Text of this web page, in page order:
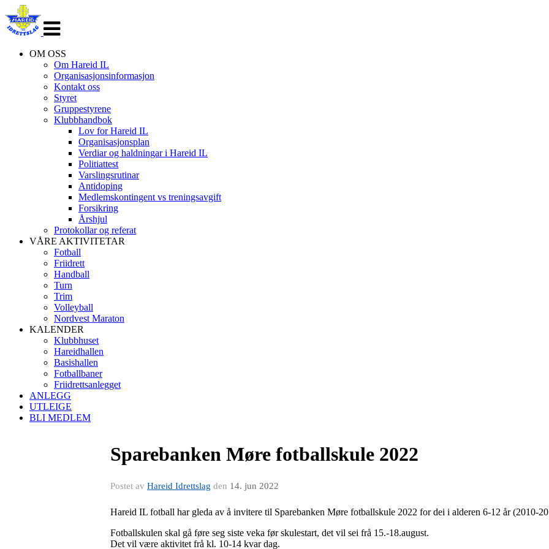
navigasjon
OM OSS
Om Hareid IL
Organisasjonsinformasjon
Kontakt oss
Styret
Gruppestyrene
Klubbhandbok
Lov for Hareid IL
Organisasjonsplan
Verdiar og haldningar i Hareid IL
Politiattest
Varslingsrutinar
Antidoping
Medlemskontingent vs treningsavgift
Forsikring
Årshjul
Protokollar og referat
VÅRE AKTIVITETAR
Fotball
Friidrett
Handball
Turn
Trim
Volleyball
Nordvest Maraton
KALENDER
Klubbhuset
Hareidhallen
Basishallen
Fotballbaner
Friidrettsanlegget
ANLEGG
UTLEIGE
BLI MEDLEM
Sparebanken Møre fotballskule 2022
Postet av Hareid Idrettslag den 14. jun 2022
Hareid IL fotball har gleda av å invitere til Sparebanken Møre fotballskule 2022 for dei i alderen 6-12 år (2010-
Fotballskulen skal gå føre seg siste veka før skulestart, det vil sei frå 15.-18.august.
Det vil være aktivitet frå kl. 10-14 kvar dag.